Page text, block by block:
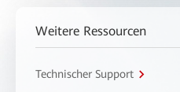
Weitere Ressourcen
Technischer Support